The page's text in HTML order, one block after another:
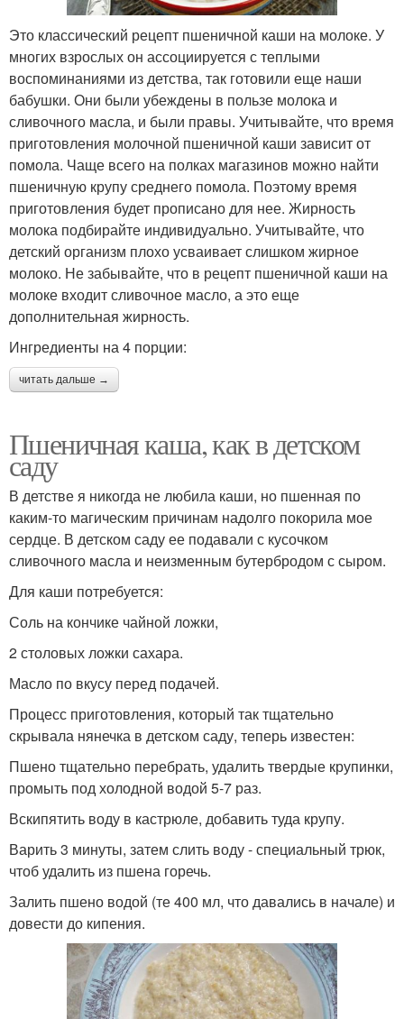
Это классический рецепт пшеничной каши на молоке. У
многих взрослых он ассоциируется с теплыми
воспоминаниями из детства, так готовили еще наши
бабушки. Они были убеждены в пользе молока и
сливочного масла, и были правы. Учитывайте, что время
приготовления молочной пшеничной каши зависит от
помола. Чаще всего на полках магазинов можно найти
пшеничную крупу среднего помола. Поэтому время
приготовления будет прописано для нее. Жирность
молока подбирайте индивидуально. Учитывайте, что
детский организм плохо усваивает слишком жирное
молоко. Не забывайте, что в рецепт пшеничной каши на
молоке входит сливочное масло, а это еще
дополнительная жирность.
Ингредиенты на 4 порции:
читать дальше →
Пшеничная каша, как в детском
саду
В детстве я никогда не любила каши, но пшенная по
каким-то магическим причинам надолго покорила мое
сердце. В детском саду ее подавали с кусочком
сливочного масла и неизменным бутербродом с сыром.
Для каши потребуется:
Соль на кончике чайной ложки,
2 столовых ложки сахара.
Масло по вкусу перед подачей.
Процесс приготовления, который так тщательно
скрывала нянечка в детском саду, теперь известен:
Пшено тщательно перебрать, удалить твердые крупинки,
промыть под холодной водой 5-7 раз.
Вскипятить воду в кастрюле, добавить туда крупу.
Варить 3 минуты, затем слить воду - специальный трюк,
чтоб удалить из пшена горечь.
Залить пшено водой (те 400 мл, что давались в начале) и
довести до кипения.